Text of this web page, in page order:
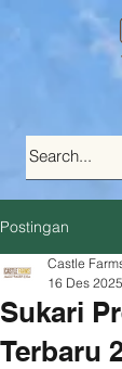
Postingan
Sukari
Terbaru
Castle
16 Des 2025